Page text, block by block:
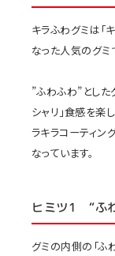
キラふわグミは「
なった人気のグミ
”ふわふわ”とした
シャリ」食感を楽
ラキラコーティン
なっています。
ヒミツ1 “ふ
グミの内側の「ふ